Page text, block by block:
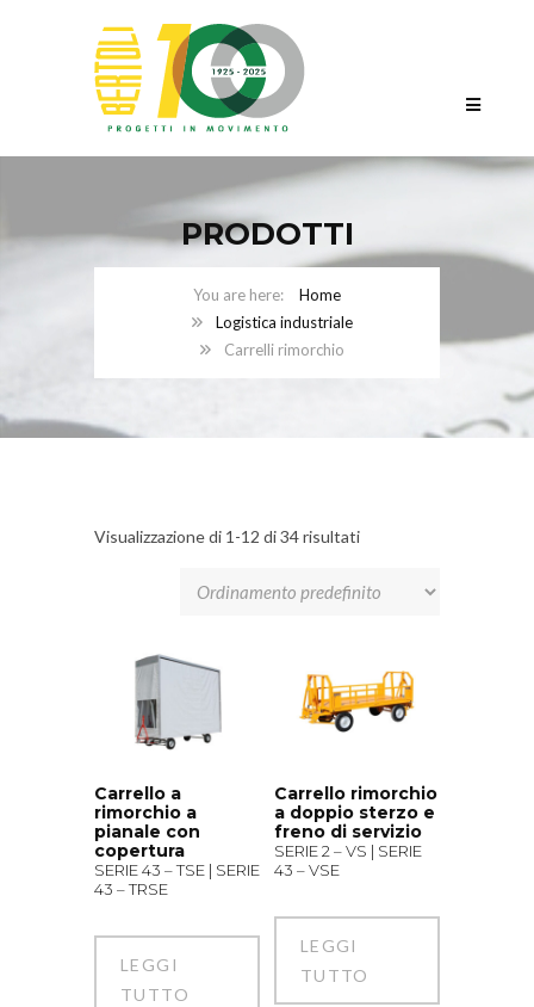
PRODOTTI
Home
Logistica industriale
Carrelli rimorchio
Visualizzazione di 1-12 di 34 risultati
Carrello a
rimorchio a
pianale con
copertura
SERIE 43 – TSE | SERIE
43 – TRSE
LEGGI
TUTTO
Carrello rimorchio
a doppio sterzo e
freno di servizio
SERIE 2 – VS | SERIE
43 – VSE
LEGGI
TUTTO